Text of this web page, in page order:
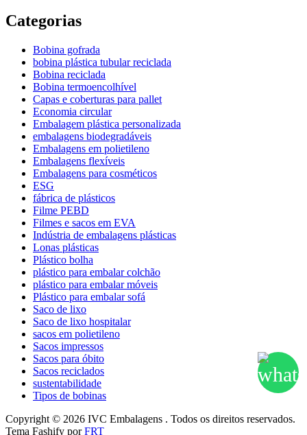
Categorias
Bobina gofrada
bobina plástica tubular reciclada
Bobina reciclada
Bobina termoencolhível
Capas e coberturas para pallet
Economia circular
Embalagem plástica personalizada
embalagens biodegradáveis
Embalagens em polietileno
Embalagens flexíveis
Embalagens para cosméticos
ESG
fábrica de plásticos
Filme PEBD
Filmes e sacos em EVA
Indústria de embalagens plásticas
Lonas plásticas
Plástico bolha
plástico para embalar colchão
plástico para embalar móveis
Plástico para embalar sofá
Saco de lixo
Saco de lixo hospitalar
sacos em polietileno
Sacos impressos
Sacos para óbito
Sacos reciclados
sustentabilidade
Tipos de bobinas
Copyright © 2026 IVC Embalagens . Todos os direitos reservados.
Tema Fashify porFRT